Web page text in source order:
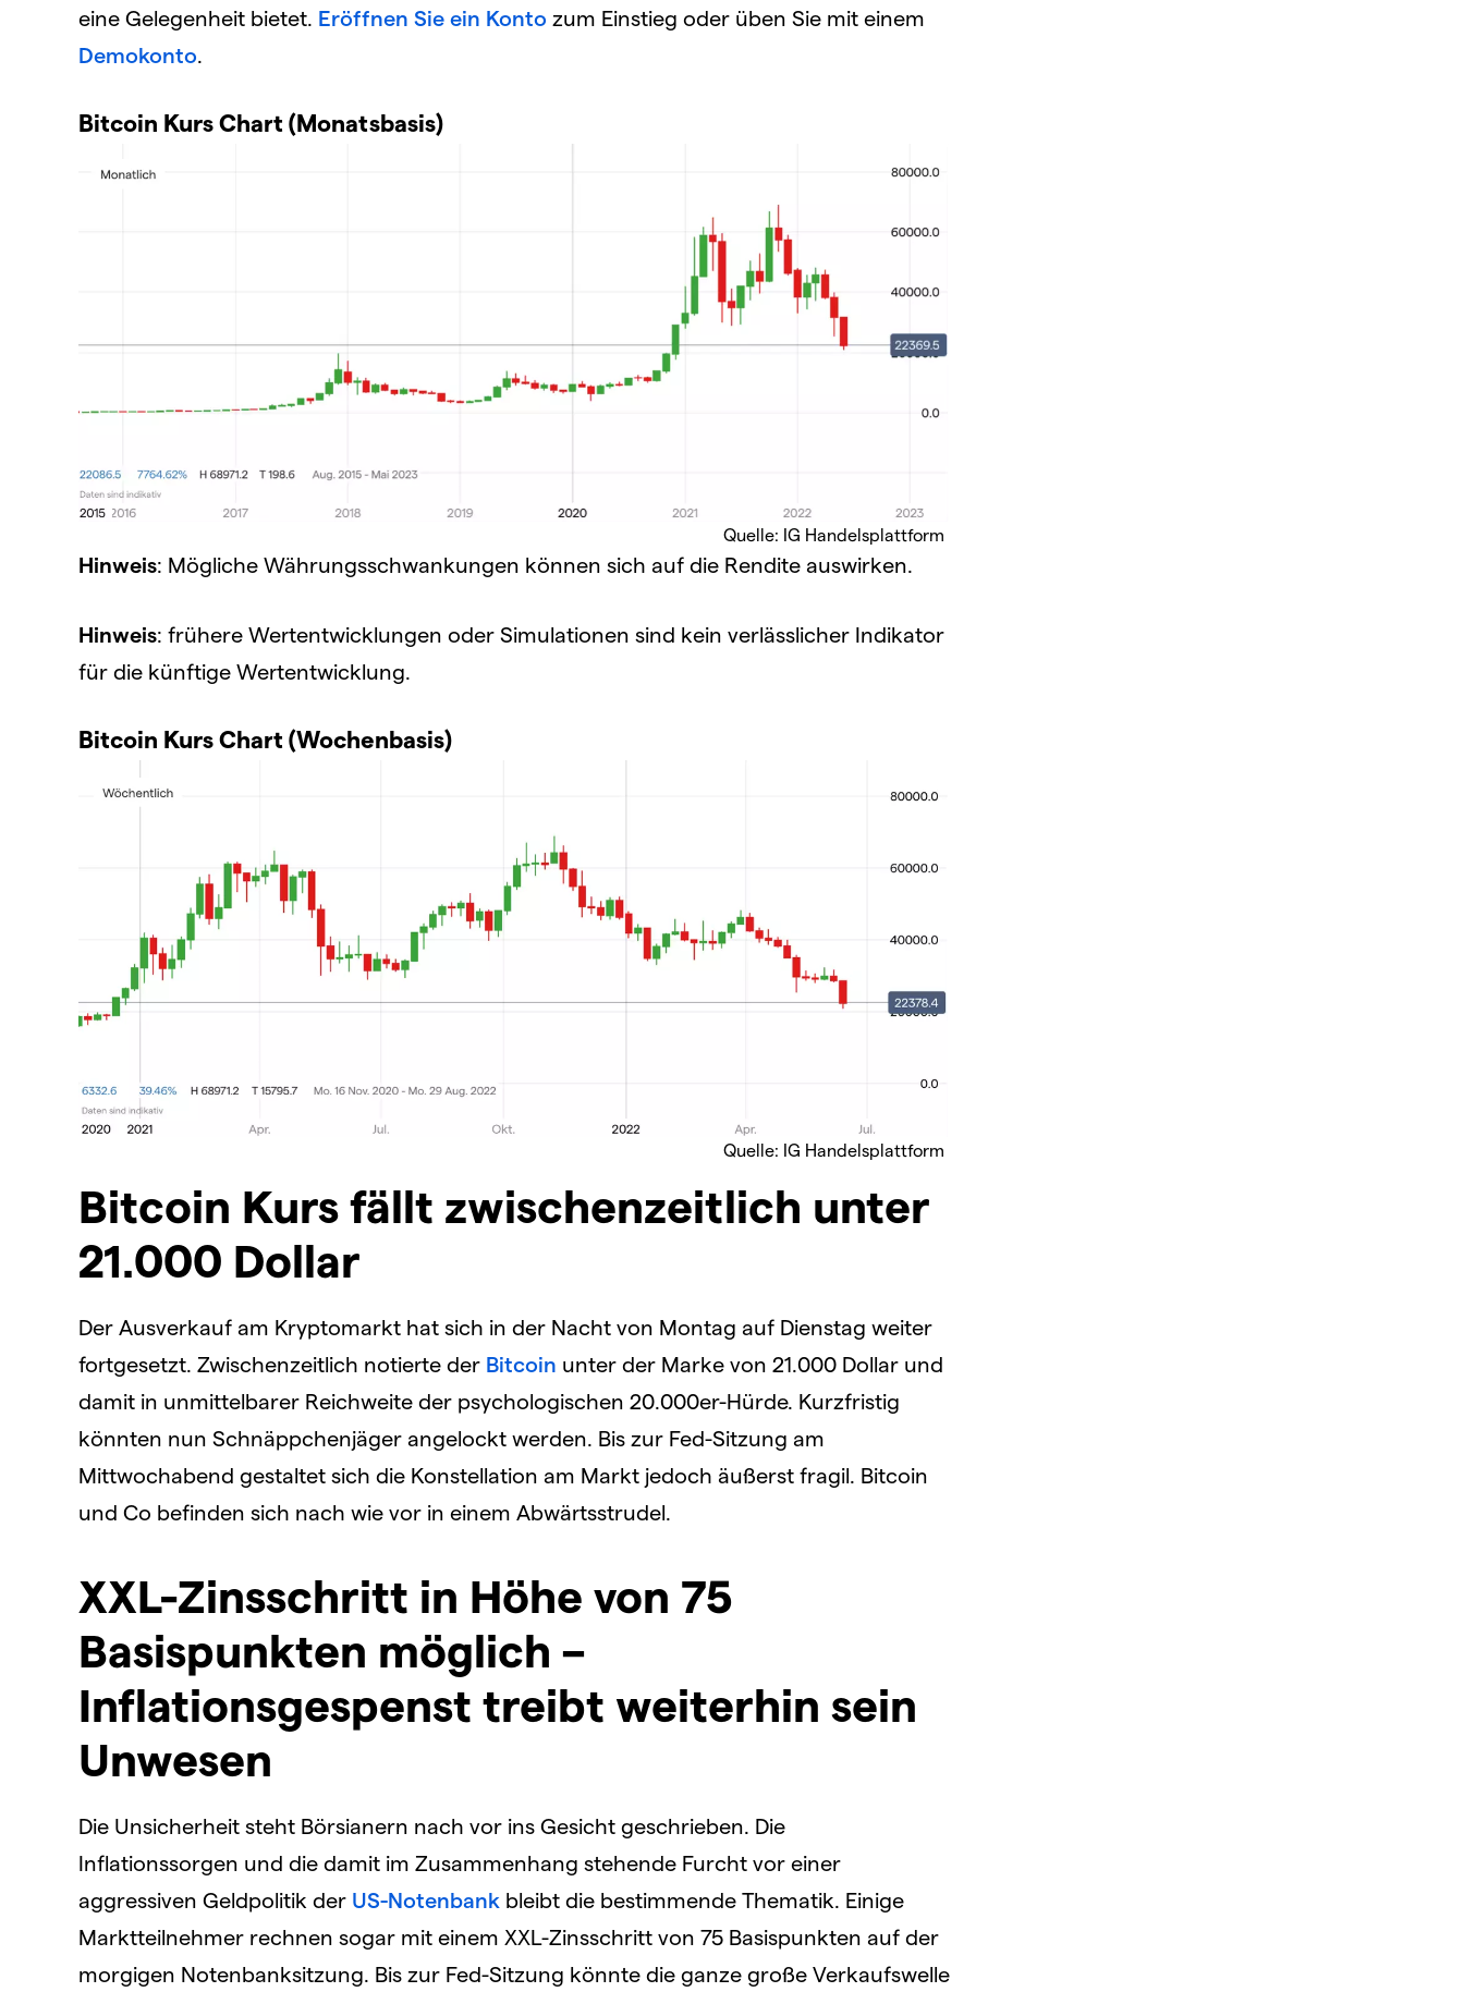
eine Gelegenheit bietet. Eröffnen Sie ein Konto zum Einstieg oder üben Sie mit einem
Demokonto.
Bitcoin Kurs Chart (Monatsbasis)
Quelle: IG Handelsplattform
Hinweis: Mögliche Währungsschwankungen können sich auf die Rendite auswirken.
Hinweis: frühere Wertentwicklungen oder Simulationen sind kein verlässlicher Indikator
für die künftige Wertentwicklung.
Bitcoin Kurs Chart (Wochenbasis)
Quelle: IG Handelsplattform
Bitcoin Kurs fällt zwischenzeitlich unter
21.000 Dollar
Der Ausverkauf am Kryptomarkt hat sich in der Nacht von Montag auf Dienstag weiter
fortgesetzt. Zwischenzeitlich notierte der Bitcoin unter der Marke von 21.000 Dollar und
damit in unmittelbarer Reichweite der psychologischen 20.000er-Hürde. Kurzfristig
könnten nun Schnäppchenjäger angelockt werden. Bis zur Fed-Sitzung am
Mittwochabend gestaltet sich die Konstellation am Markt jedoch äußerst fragil. Bitcoin
und Co befinden sich nach wie vor in einem Abwärtsstrudel.
XXL-Zinsschritt in Höhe von 75
Basispunkten möglich –
Inflationsgespenst treibt weiterhin sein
Unwesen
Die Unsicherheit steht Börsianern nach vor ins Gesicht geschrieben. Die
Inflationssorgen und die damit im Zusammenhang stehende Furcht vor einer
aggressiven Geldpolitik der US-Notenbank bleibt die bestimmende Thematik. Einige
Marktteilnehmer rechnen sogar mit einem XXL-Zinsschritt von 75 Basispunkten auf der
morgigen Notenbanksitzung. Bis zur Fed-Sitzung könnte die ganze große Verkaufswelle